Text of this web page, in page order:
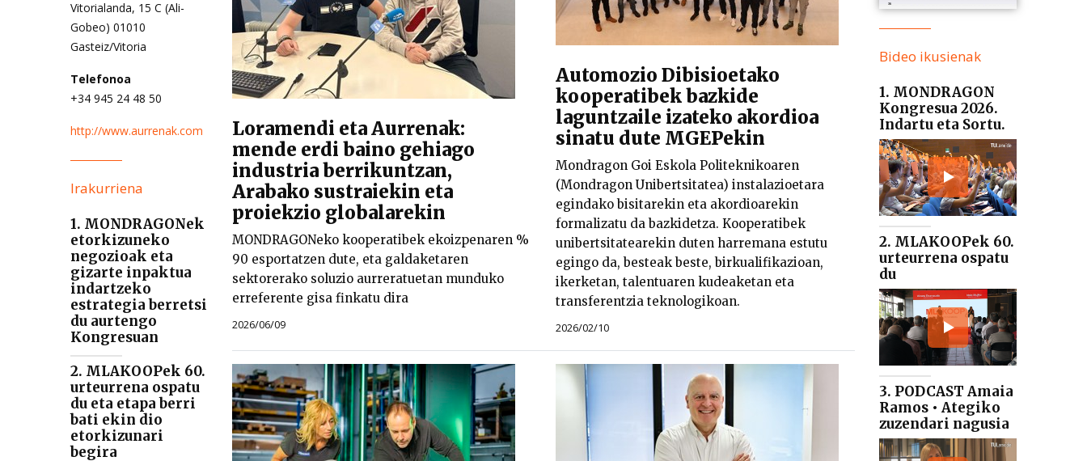
Vitorialanda, 15 C (Ali-
Gobeo) 01010
Gasteiz/Vitoria
Telefonoa
+34 945 24 48 50
http://www.aurrenak.com
Irakurriena
1. MONDRAGONek
etorkizuneko
negozioak eta
gizarte inpaktua
indartzeko
estrategia berretsi
du aurtengo
Kongresuan
2. MLAKOOPek 60.
urteurrena ospatu
du eta etapa berri
bati ekin dio
etorkizunari
begira
Loramendi eta Aurrenak:
mende erdi baino gehiago
industria berrikuntzan,
Arabako sustraiekin eta
proiekzio globalarekin
MONDRAGONeko kooperatibek ekoizpenaren %
90 esportatzen dute, eta galdaketaren
sektorerako soluzio aurreratuetan munduko
erreferente gisa finkatu dira
2026/06/09
Automozio Dibisioetako
kooperatibek bazkide
laguntzaile izateko akordioa
sinatu dute MGEPekin
Mondragon Goi Eskola Politeknikoaren
(Mondragon Unibertsitatea) instalazioetara
egindako bisitarekin eta akordioarekin
formalizatu da bazkidetza. Kooperatibek
unibertsitatearekin duten harremana estutu
egingo da, besteak beste, birkualifikazioan,
ikerketan, talentuaren kudeaketan eta
transferentzia teknologikoan.
2026/02/10
Bideo ikusienak
1. MONDRAGON
Kongresua 2026.
Indartu eta Sortu.
2. MLAKOOPek 60.
urteurrena ospatu
du
3. PODCAST Amaia
Ramos • Ategiko
zuzendari nagusia